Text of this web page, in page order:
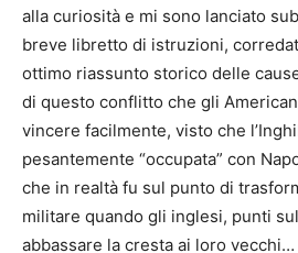
alla curiosità e mi sono lanciato
breve libretto di istruzioni,
ottimo riassunto storico delle
di questo conflitto che gli
vincere facilmente, visto che
pesantemente “occupata” con
che in realtà fu sul punto di
militare quando gli inglesi, punti
abbassare la cresta ai loro